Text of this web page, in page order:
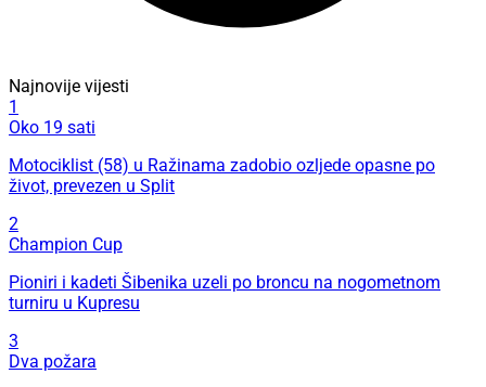
Najnovije vijesti
1
Oko 19 sati
Motociklist (58) u Ražinama zadobio ozljede opasne po
život, prevezen u Split
2
Champion Cup
Pioniri i kadeti Šibenika uzeli po broncu na nogometnom
turniru u Kupresu
3
Dva požara